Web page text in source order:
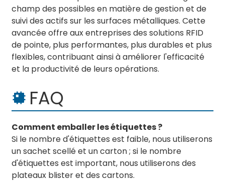
champ des possibles en matière de gestion et de
suivi des actifs sur les surfaces métalliques. Cette
avancée offre aux entreprises des solutions RFID
de pointe, plus performantes, plus durables et plus
flexibles, contribuant ainsi à améliorer l'efficacité
et la productivité de leurs opérations.
FAQ
Comment emballer les étiquettes ?
Si le nombre d'étiquettes est faible, nous utiliserons
un sachet scellé et un carton ; si le nombre
d'étiquettes est important, nous utiliserons des
plateaux blister et des cartons.